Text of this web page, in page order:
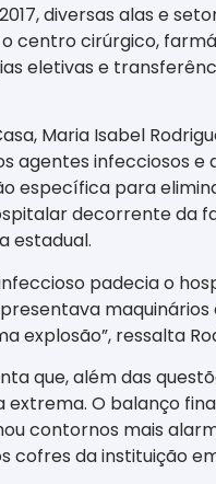
diversas alas e
centro cirúrgico,
eletivas e
Maria Isabel
agentes infecciosos e
específica para
decorrente da
estadual.
padecia o
explosão”, ressalta
que, além das
extrema. O balanço
contornos mais
cofres da instituição